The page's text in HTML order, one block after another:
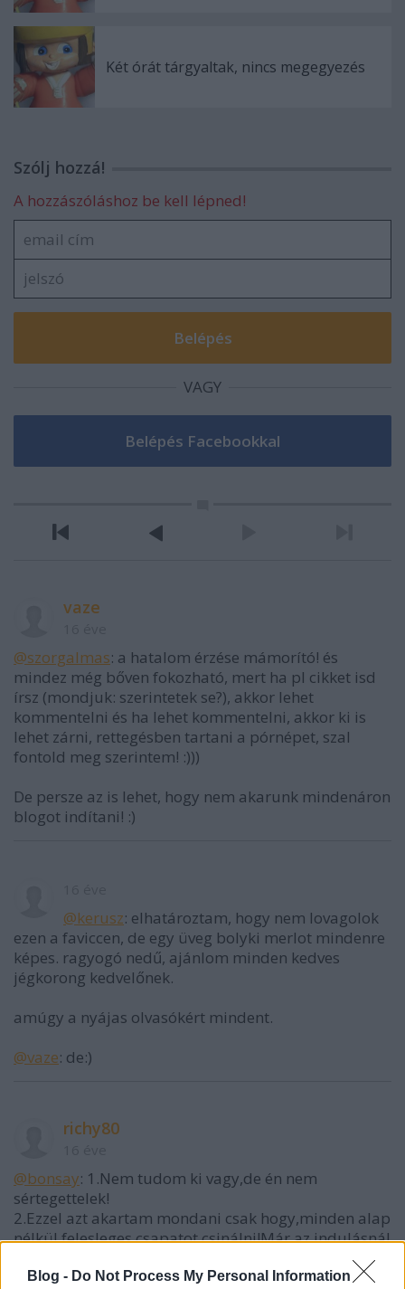
Blog - Do Not Process My Personal Information
Két órát tárgyaltak, nincs megegyezés
Szólj hozzá!
A hozzászóláshoz be kell lépned!
VAGY
vaze
@szorgalmas: a hatalom érzése mámorító! és
mindez még bőven fokozható, mert ha pl cikket isd
írsz (mondjuk: szerintetek se?), akkor lehet
kommentelni és ha lehet kommentelni, akkor ki is
lehet zárni, rettegésben tartani a pórnépet, szal
fontold meg szerintem! :)))
De persze az is lehet, hogy nem akarunk mindenáron
blogot indítani! :)
@kerusz: elhatároztam, hogy nem lovagolok
ezen a faviccen, de egy üveg bolyki merlot mindenre
képes. ragyogó nedű, ajánlom minden kedves
jégkorong kedvelőnek.
amúgy a nyájas olvasókért mindent.
@vaze: de:)
richy80
@bonsay: 1.Nem tudom ki vagy,de én nem
sértegettelek!
2.Ezzel azt akartam mondani csak hogy,minden alap
nélkül felesleges csapatot csinálni!Már az indulásnál
látszott hogy nem húzza sokáig,a szlovén bajnokság
meg visszalépés!De egy agyhalott aki 10 éve jár